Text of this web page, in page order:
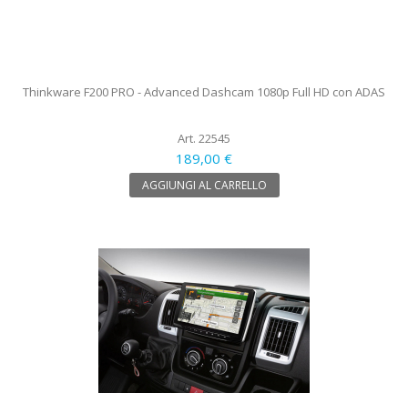
Thinkware F200 PRO - Advanced Dashcam 1080p Full HD con ADAS
Art. 22545
189,00 €
AGGIUNGI AL CARRELLO